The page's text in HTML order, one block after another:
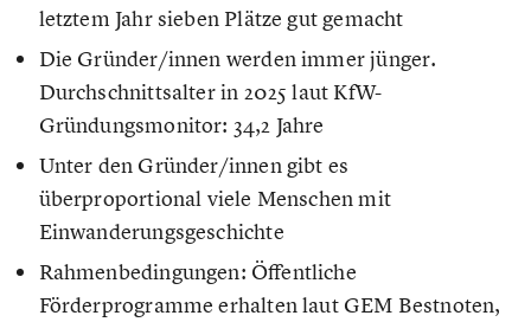
letztem Jahr sieben Plätze gut gemacht
Die Gründer/innen werden immer jünger.
Durchschnittsalter in 2025 laut KfW-
Gründungsmonitor: 34,2 Jahre
Unter den Gründer/innen gibt es
überproportional viele Menschen mit
Einwanderungsgeschichte
Rahmenbedingungen: Öffentliche
Förderprogramme erhalten laut GEM Bestnoten,